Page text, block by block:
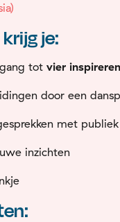
je:
tot vier
door een
met
inzichten